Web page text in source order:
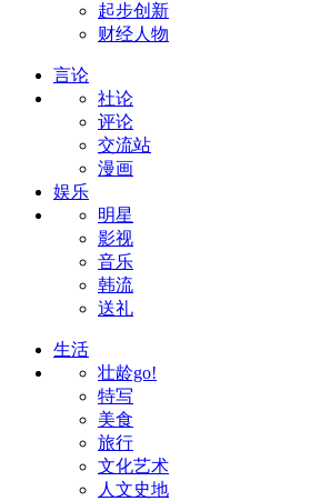
起步创新
财经人物
言论
社论
评论
交流站
漫画
娱乐
明星
影视
音乐
韩流
送礼
生活
壮龄go!
特写
美食
旅行
文化艺术
人文史地